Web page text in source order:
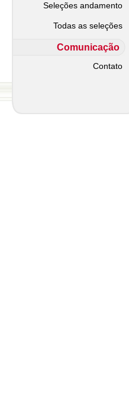
Seleções andamento
Todas as seleções
Comunicação
Contato